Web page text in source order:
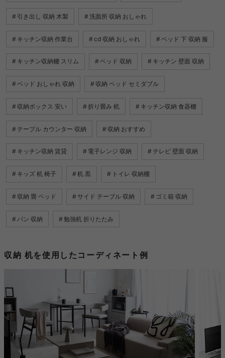
引き出し 収納 木製 洗面所 収納 おしゃれ
キッチン収納 作業台 cd 収納 おしゃれ ベッド 下 収納 服
キッチン収納棚 スリム ベッド 収納 キッチン 壁面 収納
ベッド おしゃれ 収納 収納 ベッド セミダブル
収納ボックス 安い 折り畳み 机 キッチン収納 食器棚
テーブル カウンター 収納 収納 おすすめ
キッチン収納 賃貸 電子レンジ 収納 テレビ 壁面 収納
キッズ 机 椅子 机 黒 トイレ 収納棚
収納 畳 ベッド サイド テーブル 収納 ゴミ箱 収納
パン 収納 勉強机 折りたたみ
収納 机を使用したコーディネート例